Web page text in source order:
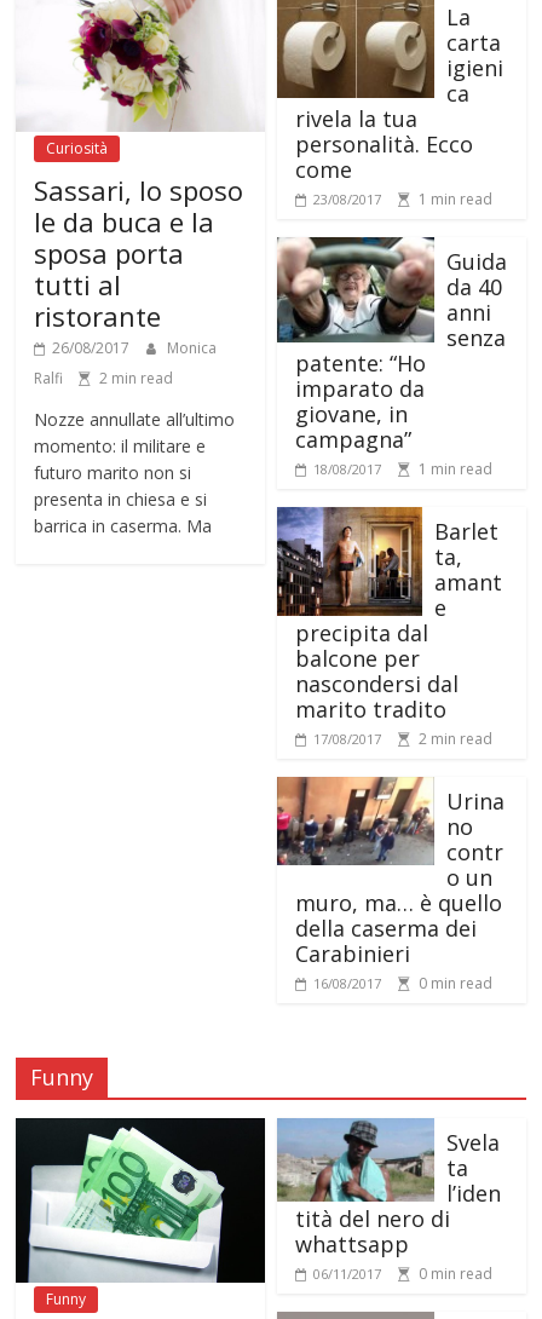
Curiosità
Sassari, lo sposo
le da buca e la
sposa porta
tutti al
ristorante
26/08/2017
Monica
Ralfi
2 min read
Nozze annullate all’ultimo
momento: il militare e
futuro marito non si
presenta in chiesa e si
barrica in caserma. Ma
La
carta
igieni
ca
rivela la tua
personalità. Ecco
come
23/08/2017 1 min read
Guida
da 40
anni
senza
patente: “Ho
imparato da
giovane, in
campagna”
18/08/2017 1 min read
Barlet
ta,
amant
e
precipita dal
balcone per
nascondersi dal
marito tradito
17/08/2017 2 min read
Urina
no
contr
o un
muro, ma… è quello
della caserma dei
Carabinieri
16/08/2017 0 min read
Funny
Funny
Svela
ta
l’iden
tità del nero di
whattsapp
06/11/2017 0 min read